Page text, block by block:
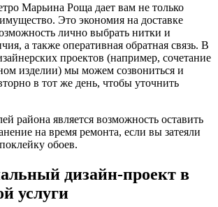
Марьина Роща дает вам не только
Это экономия на доставке
лично выбрать нитки и
а также оперативная обратная связь. В
проектов (например, сочетание
изделии) мы можем созвониться и
в тот же день, чтобы уточнить
района является возможность оставить
на время ремонта, если вы затеяли
обоев.
дизайн-проект в
услуги